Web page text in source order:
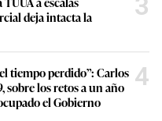
deja intacta la
tiempo perdido”: Carlos
sobre los retos a un año
el Gobierno
4